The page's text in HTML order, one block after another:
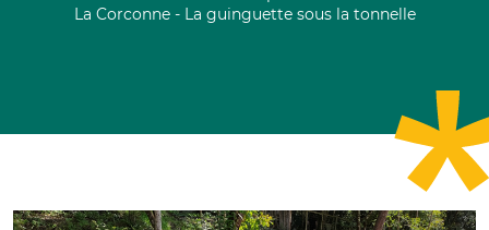
La Corconne - La guinguette sous la tonnelle